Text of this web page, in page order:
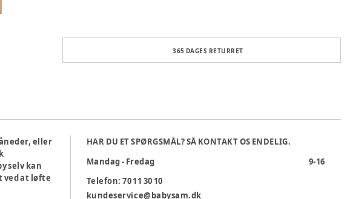
365 DAGES RETURRET
eller
selv kan
ved at løfte
HAR DU ET SPØRGSMÅL? SÅ KONTAKT OS ENDELIG.
Mandag - Fredag
9-16
Telefon: 70 11 30 10
kundeservice@babysam.dk